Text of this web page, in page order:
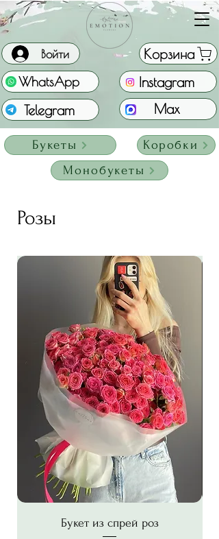
WhatsApp
Корзина
Войти
Telegram Max
Instagram
Букеты
Коробки
Монобукеты
Розы
Букет из спрей роз